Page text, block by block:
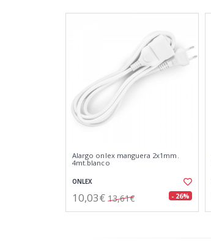
Alargo onlex manguera 2x1mm.
4mt.blanco
ONLEX
10,03€ 13,61€ - 26%